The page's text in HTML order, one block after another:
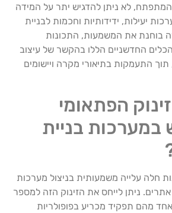
המתפתח, לא ניתן להדגיש יתר על המידה
יעילות, ידידותיות וחכמות לבניית
בוחנת את המשמעות, התכונות
החדשניים הללו בהקשר של עיצוב
תוך התעמקות בתיאורי מקרה ויישומים
הפתאומי
במערכות בניית
חלה עלייה משמעותית בניצול מערכות
ניתן לייחס את הזינוק הזה למספר
מהם תפקיד מכריע בפופולריות